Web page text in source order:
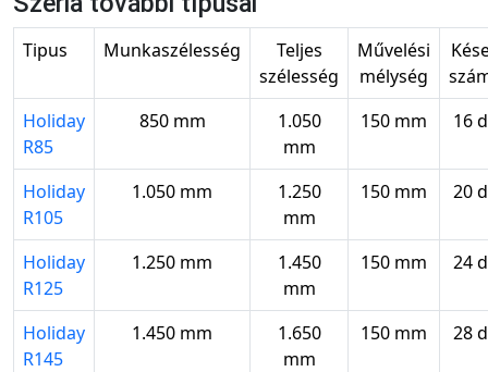
Tipus Munkaszélesség
Teljes
szélesség
Művelési
mélység
Holiday
R85
850 mm
1.050
mm
150 mm 16
Holiday
R105
1.050 mm
1.250
mm
150 mm 20
Holiday
R125
1.250 mm
1.450
mm
150 mm 24
Holiday
R145
1.450 mm
1.650
mm
150 mm 28